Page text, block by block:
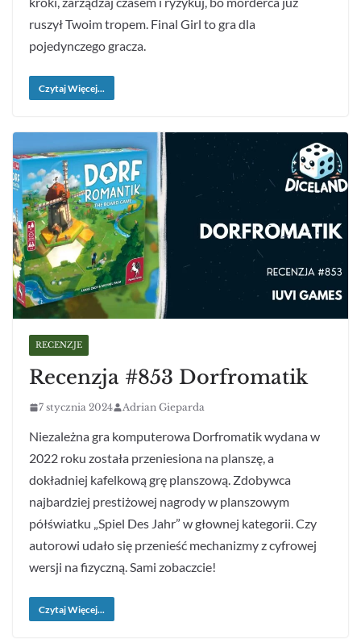
ruszył Twoim tropem. Final Girl to gra dla
pojedynczego gracza.
Czytaj Więcej...
RECENZJE
Recenzja #853 Dorfromatik
7 stycznia 2024 Adrian Gieparda
Niezależna gra komputerowa Dorfromatik wydana w
2022 roku została przeniesiona na planszę, a
dokładniej kafelkową grę planszową. Zdobywca
najbardziej prestiżowej nagrody w planszowym
półświatku „Spiel Des Jahr” w głownej kategorii. Czy
autorowi udało się przenieść mechanizmy z cyfrowej
wersji na fizyczną. Sami zobaczcie!
Czytaj Więcej...